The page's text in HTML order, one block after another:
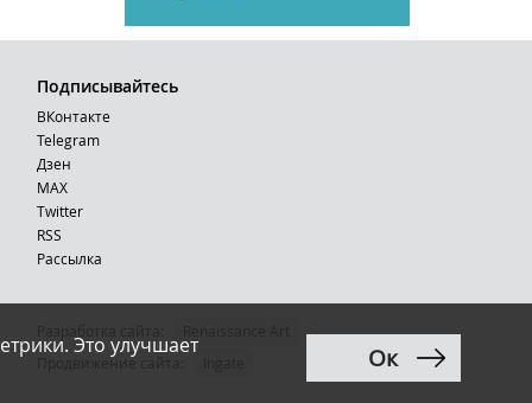
как стартап
Это улучшает Ок
Подписывайтесь
ВКонтакте
Telegram
Дзен
MAX
Тwitter
RSS
Рассылка
Продвижение сайта
12+